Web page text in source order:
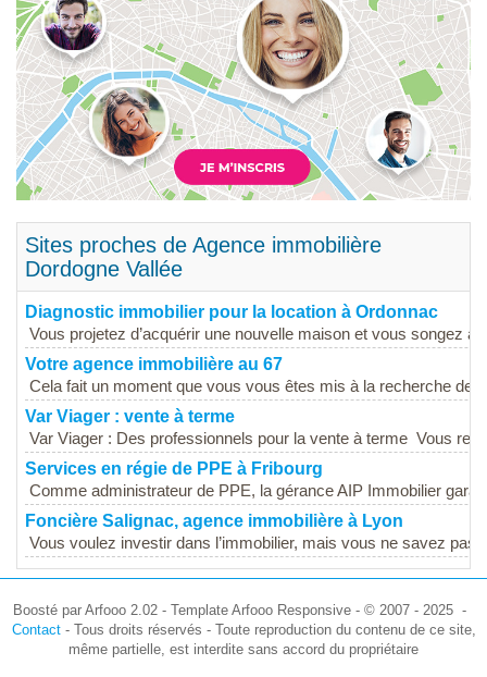
Sites proches de Agence immobilière
Dordogne Vallée
Diagnostic immobilier pour la location à Ordonnac
Vous projetez d’acquérir une nouvelle maison et vous songez à
Votre agence immobilière au 67
Cela fait un moment que vous vous êtes mis à la recherche de
Var Viager : vente à terme
Var Viager : Des professionnels pour la vente à terme Vous
Services en régie de PPE à Fribourg
Comme administrateur de PPE, la gérance AIP Immobilier
Foncière Salignac, agence immobilière à Lyon
Vous voulez investir dans l’immobilier, mais vous ne savez pas
Boosté par Arfooo 2.02 - Template Arfooo Responsive - © 2007 - 2025 -
Contact- Tous droits réservés - Toute reproduction du contenu de ce site,
même partielle, est interdite sans accord du propriétaire